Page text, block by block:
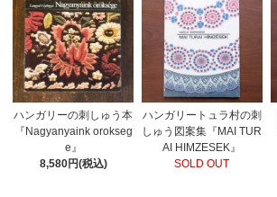
ハンガリーの刺しゅう本
『Nagyanyaink orokseg
e』
8,580円(税込)
ハンガリートュラ村の刺
しゅう図案集『MAI TUR
AI HIMZESEK』
SOLD OUT